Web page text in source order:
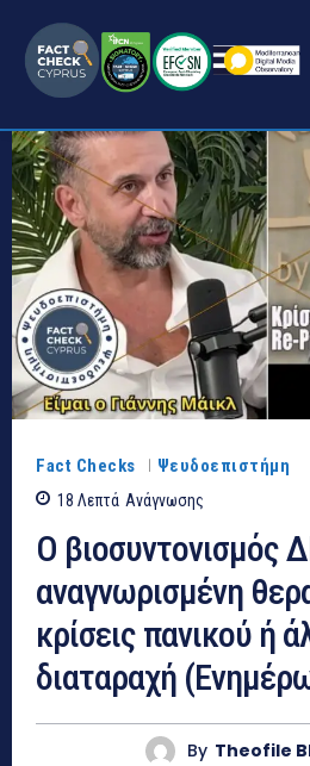
Fact Checks Ψευδοεπιστήμη
18 Λεπτά Ανάγνωσης
Ο βιοσυντονισμός
αναγνωρισμένη
κρίσεις πανικού ή
διαταραχή
By Theofile